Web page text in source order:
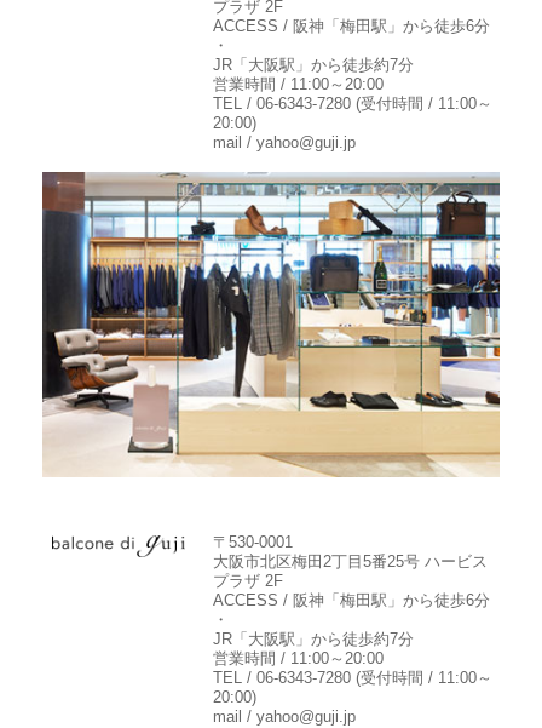
プラザ 2F
ACCESS / 阪神「梅田駅」から徒歩6分
・
JR「大阪駅」から徒歩約7分
営業時間 / 11:00～20:00
TEL / 06-6343-7280 (受付時間 / 11:00～
20:00)
mail / yahoo@guji.jp
〒530-0001
大阪市北区梅田2丁目5番25号 ハービス
プラザ 2F
ACCESS / 阪神「梅田駅」から徒歩6分
・
JR「大阪駅」から徒歩約7分
営業時間 / 11:00～20:00
TEL / 06-6343-7280 (受付時間 / 11:00～
20:00)
mail / yahoo@guji.jp